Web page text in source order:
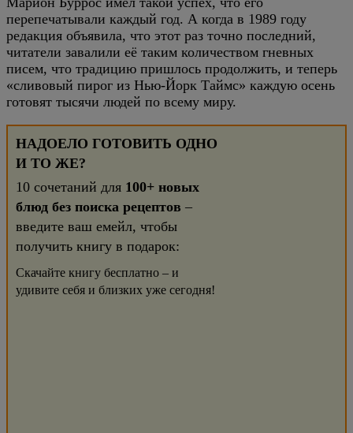
перепечатывали каждый год. А когда в 1989 году
редакция объявила, что этот раз точно последний,
читатели завалили её таким количеством гневных
писем, что традицию пришлось продолжить, и теперь
«сливовый пирог из Нью-Йорк Таймс» каждую осень
готовят тысячи людей по всему миру.
НАДОЕЛО ГОТОВИТЬ ОДНО
И ТО ЖЕ?
10 сочетаний для 100+ новых
блюд без поиска рецептов –
введите ваш емейл, чтобы
получить книгу в подарок:
Скачайте книгу бесплатно – и
удивите себя и близких уже сегодня!